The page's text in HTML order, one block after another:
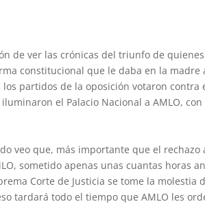
de ver las crónicas del triunfo de
constitucional que le daba en la madre
partidos de la oposición votaron
el Palacio Nacional a AMLO, con
veo que, más importante que el
sometido apenas unas cuantas horas
Corte de Justicia se tome la
tardará todo el tiempo que AMLO les